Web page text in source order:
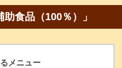
食品（100％）」
メニュー